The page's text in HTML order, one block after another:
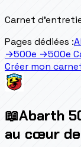
Carnet
Pages dédiées :
→500e →500e
Créer mon
📖Abarth
au cœur